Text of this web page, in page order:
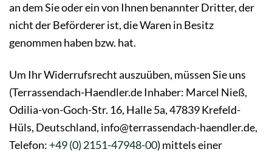
an dem Sie oder ein von Ihnen benannter Dritter, der
nicht der Beförderer ist, die Waren in Besitz
genommen haben bzw. hat.
Um Ihr Widerrufsrecht auszuüben, müssen Sie uns
(Terrassendach-Haendler.de Inhaber: Marcel Nieß,
Odilia-von-Goch-Str. 16, Halle 5a, 47839 Krefeld-
Hüls, Deutschland, info@terrassendach-haendler.de,
Telefon:+49 (0) 2151-47948-00) mittels einer